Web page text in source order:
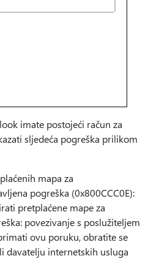
imate postojeći račun za
sljedeća pogreška prilikom
mapa za
pogreška (0x800CCC0E):
pretplaćene mape za
povezivanje s poslužiteljem
ovu poruku, obratite se
davatelju internetskih usluga